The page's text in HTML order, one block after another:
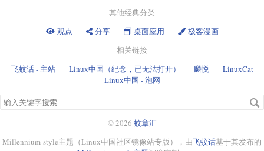
其他经典分类
观点
分享 桌面应用
极客漫画
相关链接
飞蚊话 - 主站
Linux中国（纪念，已无法打开） 麟悦
LinuxCat
Linux中国 - 泡网
搜
字
© 2026 蚊章汇
Millennium-style主题（Linux中国社区镜像站专版），由飞蚊话基于其发布的